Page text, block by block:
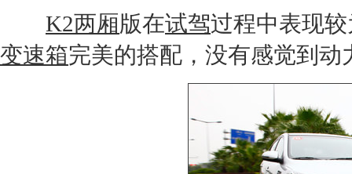
K2两厢版在试驾过程中表现
变速箱完美的搭配，没有感觉到